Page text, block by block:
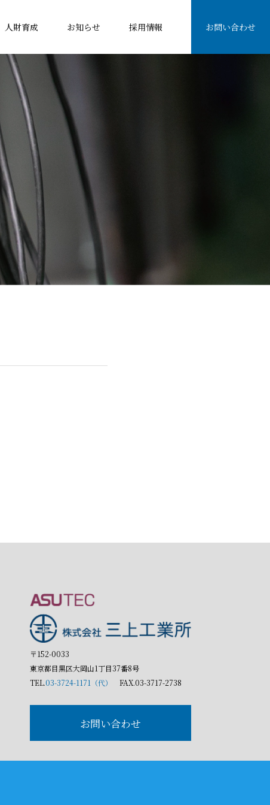
人財育成 お知らせ 採用情報 お問い合わせ
〒152-0033
東京都目黒区大岡山1丁目37番8号
TEL.03-3724-1171（代） FAX.03-3717-2738
お問い合わせ